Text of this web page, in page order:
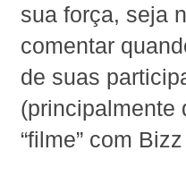
sua força, seja
comentar
de suas
(principalmente
“filme” com